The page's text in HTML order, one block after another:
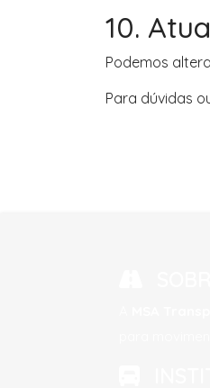
10.
Podemos
Para dúvidas